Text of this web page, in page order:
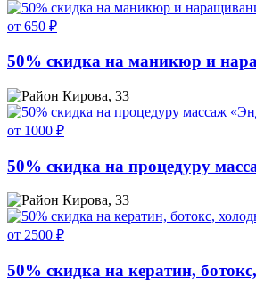
от 650 ₽
50% скидка на маникюр и
Кирова, 33
от 1000 ₽
50% скидка на процедуру
Кирова, 33
от 2500 ₽
50% скидка на кератин,